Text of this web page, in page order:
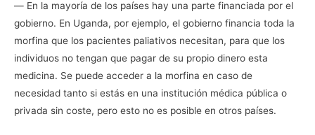
― En la mayoría de los países hay una parte financiada por el
gobierno. En Uganda, por ejemplo, el gobierno financia toda la
morfina que los pacientes paliativos necesitan, para que los
individuos no tengan que pagar de su propio dinero esta
medicina. Se puede acceder a la morfina en caso de
necesidad tanto si estás en una institución médica pública o
privada sin coste, pero esto no es posible en otros países.